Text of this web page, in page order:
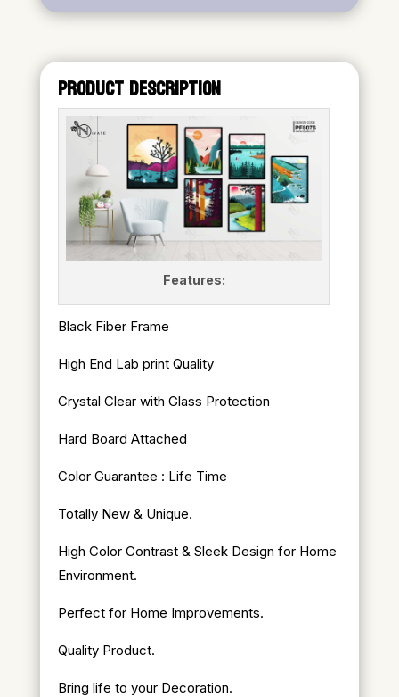
PRODUCT DESCRIPTION
Features:
Black Fiber Frame
High End Lab print Quality
Crystal Clear with Glass Protection
Hard Board Attached
Color Guarantee : Life Time
Totally New & Unique.
High Color Contrast & Sleek Design for Home
Environment.
Perfect for Home Improvements.
Quality Product.
Bring life to your Decoration.